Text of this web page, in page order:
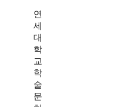
연
세
대
학
교
학
술
문